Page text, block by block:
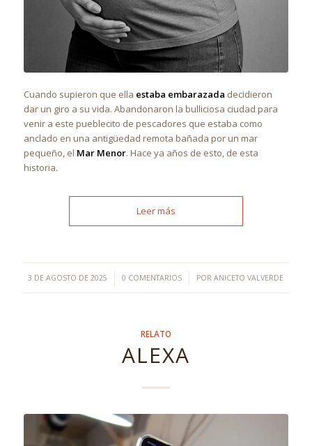
Cuando supieron que ella estaba embarazada decidieron
dar un giro a su vida. Abandonaron la bulliciosa ciudad para
venir a este pueblecito de pescadores que estaba como
anclado en una antigüedad remota bañada por un mar
pequeño, el Mar Menor. Hace ya años de esto, de esta
historia.
Leer más
3 DE AGOSTO DE 2025
/ 0 COMENTARIOS
/ PORANICETO VALVERDE
RELATO
ALEXA